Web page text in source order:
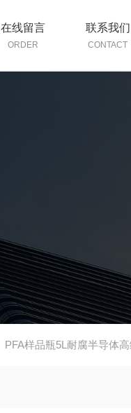
在线留言
ORDER
联系我们
CONTACT
PFA样品瓶5L耐腐半导体